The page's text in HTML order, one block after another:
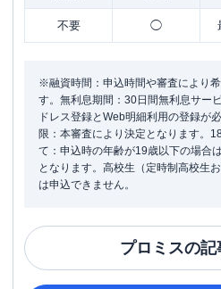
不要 ◯
※融資時間：申込時間や審査により
す。無利息期間：30日間無利息サー
ドレス登録とWeb明細利用の登録が
限：本審査により決定となります。
て：申込時の年齢が19歳以下の場合
となります。高校生（定時制高校生
は申込できません。
プロミスの記